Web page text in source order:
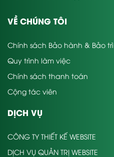
VỀ CHÚNG TÔI
Chính sách Bảo hành & Bảo trì
Quy trình làm việc
Chính sách thanh toán
Cộng tác viên
DỊCH VỤ
CÔNG TY THIẾT KẾ WEBSITE
DỊCH VỤ QUẢN TRỊ WEBSITE